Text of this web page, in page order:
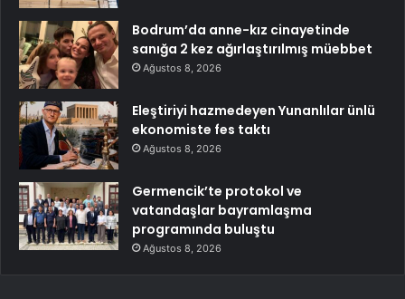
Bodrum’da anne-kız cinayetinde
sanığa 2 kez ağırlaştırılmış müebbet
Ağustos 8, 2026
Eleştiriyi hazmedeyen Yunanlılar ünlü
ekonomiste fes taktı
Ağustos 8, 2026
Germencik’te protokol ve
vatandaşlar bayramlaşma
programında buluştu
Ağustos 8, 2026